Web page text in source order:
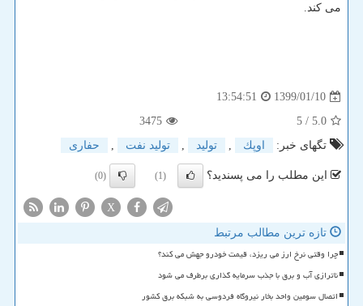
می كند.
1399/01/10
13:54:51
5.0
/ 5
3475
تگهای خبر:
اوپك , تولید , تولید نفت , حفاری
این مطلب را می پسندید؟ (1)
(0)
X
تازه ترین مطالب مرتبط
چرا وقتی نرخ ارز می ریزد، قیمت خودرو جهش می کند؟
ناترازی آب و برق با جذب سرمایه گذاری برطرف می شود
اتصال سومین واحد بخار نیروگاه فردوسی به شبکه برق کشور